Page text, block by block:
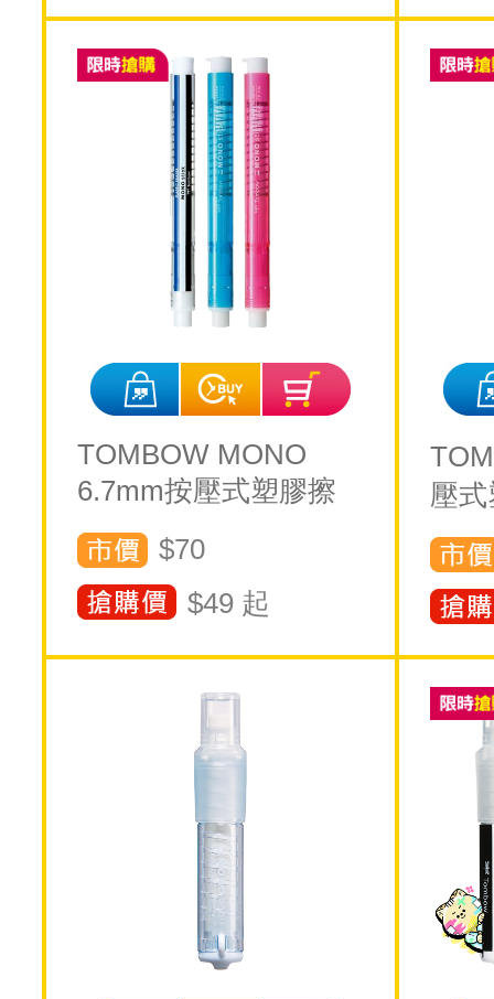
TOMBOW MONO
6.7mm按壓式塑膠擦
$70
$49 起
壓